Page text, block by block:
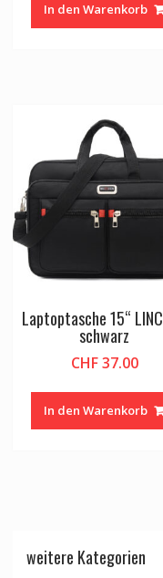
In den Warenkorb
Laptoptasche 15“
schwarz
CHF37.00
In den Warenkorb
weitere Kategorien